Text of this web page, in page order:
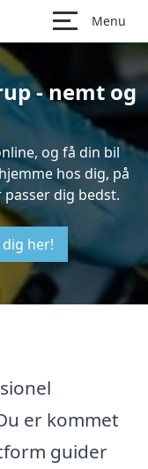
Menu
- nemt og
og få din bil
hos dig, på
dig bedst.
her!
er kommet
guider